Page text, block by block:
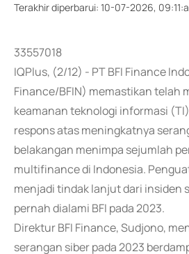
Terakhir diperbarui: 10-07-2026,
33557018
IQPlus, (2/12) - PT BFI Finance
Finance/BFIN) memastikan telah
keamanan teknologi informasi
respons atas meningkatnya
belakangan menimpa sejumlah
multifinance di Indonesia.
menjadi tindak lanjut dari insiden
pernah dialami BFI pada 2023.
Direktur BFI Finance, Sudjono,
serangan siber pada 2023